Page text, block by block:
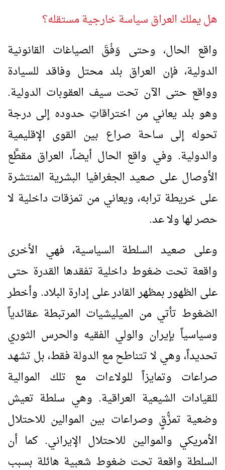
هل يملك العراق سياسة خارجية مستقله؟
واقع الحال، وحتى وَفْقَ الصياغات القانونية
الدولية، فإن العراق بلد محتل وفاقد للسيادة
وواقع حتى الآن تحت سيف العقوبات الدولية.
وهو بلد يعاني من اختراقاتِ حدوده إلى درجة
تحوله إلى ساحة صراع بين القوى الإقليمية
والدولية. وفي واقع الحال أيضاً، العراق مقطَّع
الأوصال على صعيد الجغرافيا البشرية المنتشرة
على خريطة ترابه، ويعاني من تمزقات داخلية لا
حصر لها ولا عد.
وعلى صعيد السلطة السياسية، فهي الأخرى
واقعة تحت ضغوط داخلية تفقدها القدرة حتى
على الظهور بمظهر القادر على إدارة البلاد. وأخطر
الضغوط تأتي من الميليشيات المرتبطة عقائدياً
وسياسياً بإيران والولي الفقيه والحرس الثوري
تحديداً، وهي لا تتناطح مع الدولة فقط، بل تشهد
صراعات وتمايزاً للولاءات مع تلك الموالية
للقيادات الشيعية العراقية. وهي سلطة تعيش
وضعية تمزُّقٍ وصراعات بين الموالين للاحتلال
الأمريكي والموالين للاحتلال الإيراني. كما أن
السلطة واقعة تحت ضغوط شعبية هائلة بسبب